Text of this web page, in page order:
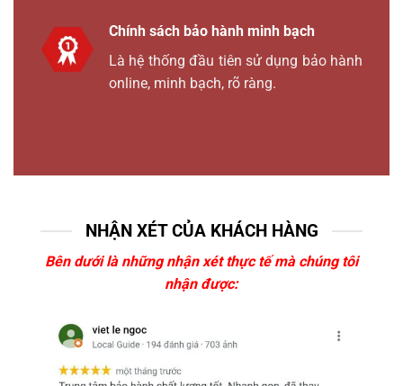
Chính sách bảo hành minh bạch
Là hệ thống đầu tiên sử dụng bảo hành
online, minh bạch, rõ ràng.
NHẬN XÉT CỦA KHÁCH HÀNG
Bên dưới là những nhận xét thực tế mà chúng tôi
nhận được: